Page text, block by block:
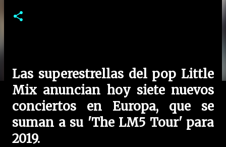
Las superestrellas del pop Little
Mix anuncian hoy siete nuevos
conciertos en Europa, que se
suman a su 'The LM5 Tour' para
2019.